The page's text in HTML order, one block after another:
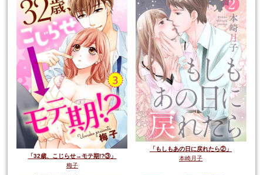
「32歳、こじらせ→モテ期!?③」
梅子
「もしもあの日に戻れたら②」
本崎月子